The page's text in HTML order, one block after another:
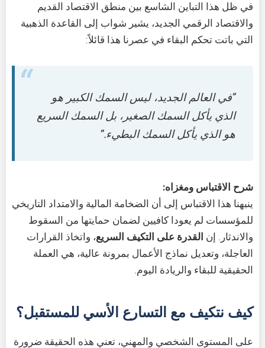
في ظل هذا التباين الشاسع بين منطق الاقتصاد القديم
والاقتصاد الرقمي الجديد، يشير شواب إلى القاعدة الذهبية
التي باتت تحكم البقاء في عصرنا هذا قائلاً:
“في العالم الجديد، ليس السمك الكبير هو
الذي يأكل السمك الصغير، بل السمك السريع
هو الذي يأكل السمك البطيء.”
شرح الاقتباس ومغزاه:
ينبهنا هذا الاقتباس إلى أن الضخامة المالية والامتداد التاريخي
للمؤسسات لم يعودا كافيين لضمان حمايتها من السقوط
والاندثار. إن القدرة على التكيف السريع، واتخاذ القرارات
العاجلة، وتعديل نماذج الأعمال بمرونة عالية، هي العملة
الحقيقية للبقاء والريادة اليوم.
كيف نتكيف مع التسارع الأسي للمستقبل؟
على المستوى الشخصي والمهني، تعني هذه الحقيقة ضرورة